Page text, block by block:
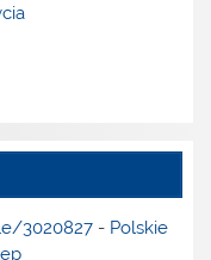
3020827- Polskie